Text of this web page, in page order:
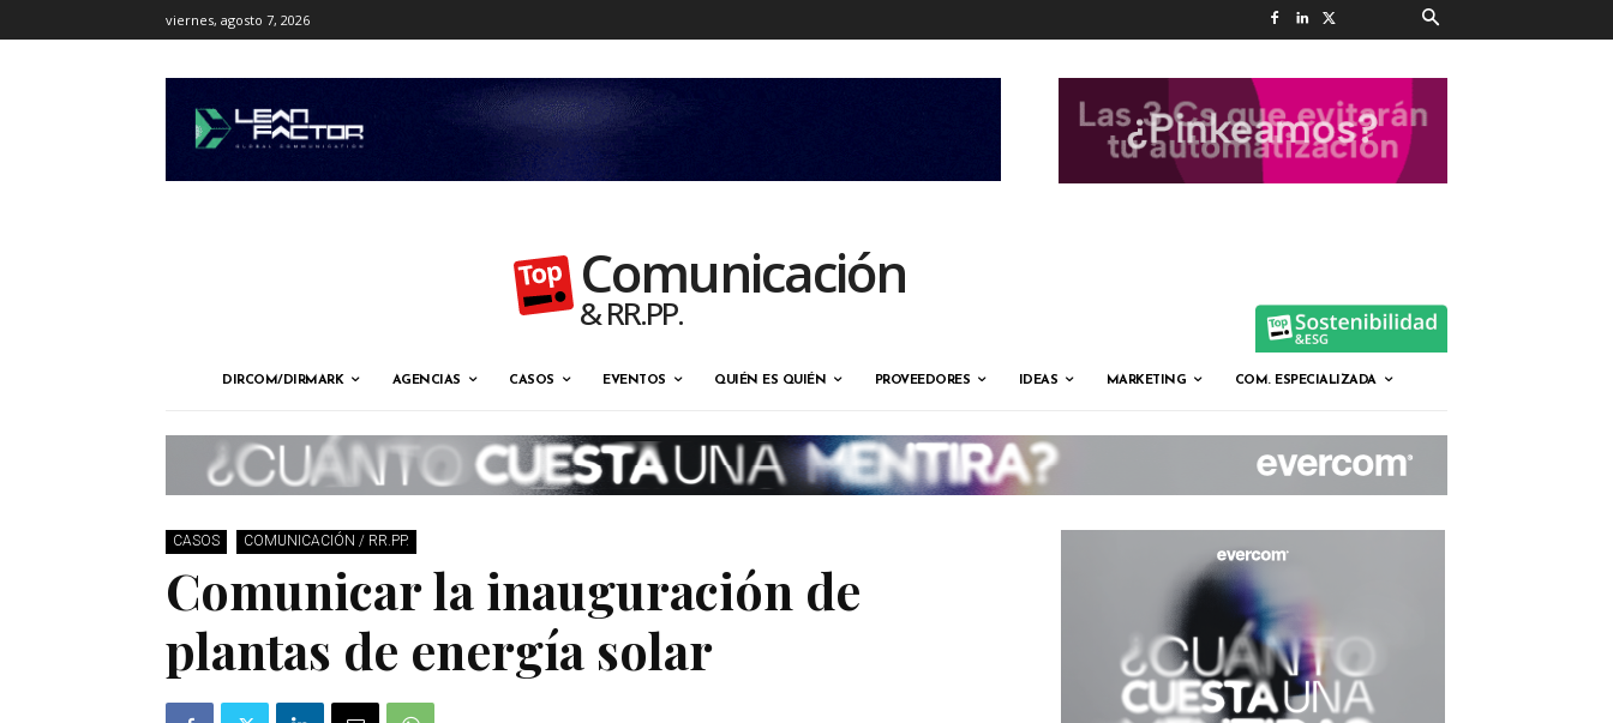
viernes, agosto 7, 2026
Comunicación
& RR.PP.
DIRCOM/DIRMARK AGENCIAS CASOS EVENTOS QUIÉN ES QUIÉN PROVEEDORES IDEAS MARKETING COM. ESPECIALIZADA
CASOS COMUNICACIÓN / RR.PP.
Comunicar la inauguración de
plantas de energía solar